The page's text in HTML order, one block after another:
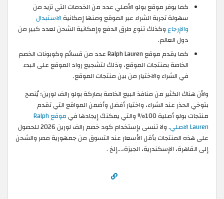
كما يوفر موقع بولو الأصلي عدد من الخدمات التي تزيد من
سهولة تجربة الشراء عبر الموقع ومنها إمكانية الاستبدال
والإرجاعوكذلك تنوع طرق الدفع وإمكانية الشحن لعدد كبير من
دول العالم.
كما يقدم موقع Ralph Lauren عدد من قسائم وكوبونات الخصم
الخاصة بمنتجات الموقع، وذلك لتشجيع رواد الموقع على البدء
في الشراء والاختيار من بين منتجات الموقع.
ولأن هناك الكثير من منافذ البيع الخاصة بماركة بولو رالف لورين؛ يُنصح
بتوخي الحذر عند الشراء، واختيار أفضل وأضمن المواقع التي تقدم
منتجات بولو أصلية 100% والتي يمكنك إيجادها في
موقع Ralph
Lauren الاصلي
. ولا تنسى بإستخدام كود خصم رالف لورين 2026 للحصول
على هذه المنتجات بأقل الأسعار عند التسوق من جمهورية مصر والشحن
إلى القاهرة، الإسكندرية، الجيزة،...إلخ .